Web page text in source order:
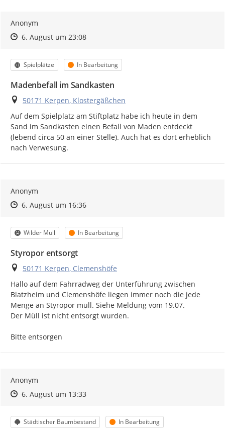
Anonym
Zeitpunkt des Erstellens
Zeitpunkt des Erstellens
6. August um 23:08Zur Äußerung
Kategorie
Spielplätze Status
In Bearbeitung
Madenbefall im Sandkasten
Ort
50171 Kerpen, Klostergäßchen
Auf dem Spielplatz am Stiftplatz habe ich heute in dem
Sand im Sandkasten einen Befall von Maden entdeckt
(lebend circa 50 an einer Stelle). Auch hat es dort erheblich
nach Verwesung.
Anonym
Zeitpunkt des Erstellens
Zeitpunkt des Erstellens
6. August um 16:36Zur Äußerung
Kategorie
Wilder Müll Status
In Bearbeitung
Styropor entsorgt
Ort
50171 Kerpen, Clemenshöfe
Hallo auf dem Fahrradweg der Unterführung zwischen
Blatzheim und Clemenshöfe liegen immer noch die jede
Menge an Styropor müll. Siehe Meldung vom 19.07.
Der Müll ist nicht entsorgt wurden.
Bitte entsorgen
Anonym
Zeitpunkt des Erstellens
Zeitpunkt des Erstellens
6. August um 13:33Zur Äußerung
Kategorie
Städtischer Baumbestand Status
In Bearbeitung